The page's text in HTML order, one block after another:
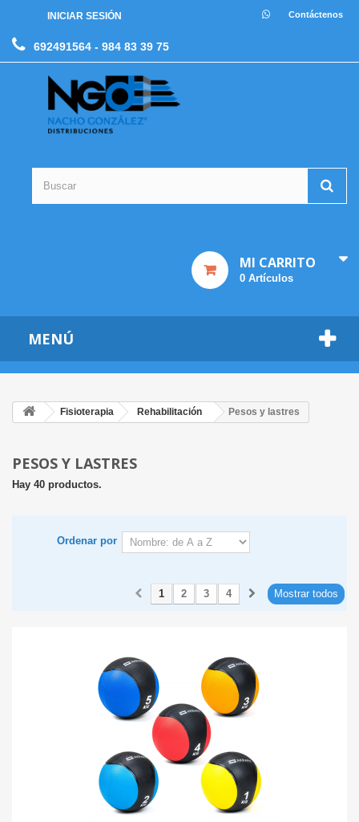
INICIAR SESIÓN Contáctenos
692491564 - 984 83 39 75
MI CARRITO
0 Artículos
MENÚ
Fisioterapia Rehabilitación Pesos y lastres
PESOS Y LASTRES
Hay 40 productos.
Ordenar por
Mostrar todos
1 2 3 4